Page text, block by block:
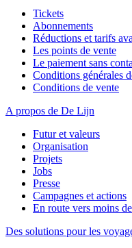
Tickets
Abonnements
Réductions et tarifs
Les points de vente
Le paiement sans
Conditions générales
Conditions de vente
A propos de De Lijn
Futur et valeurs
Organisation
Projets
Jobs
Presse
Campagnes et actions
En route vers moins
Des solutions pour les